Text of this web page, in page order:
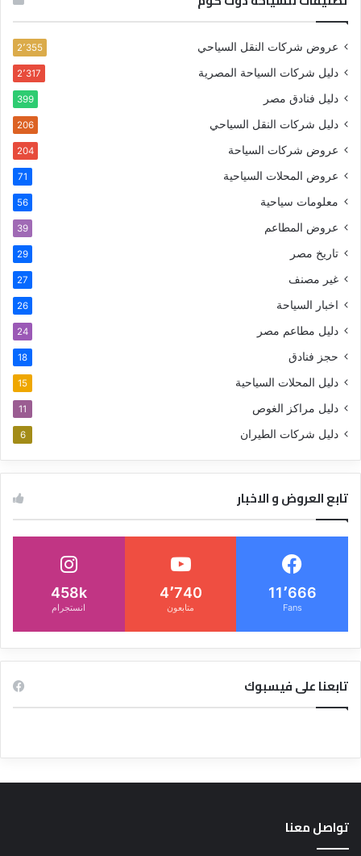
عروض شركات النقل السياحي 2٬355
دليل شركات السياحة المصرية 2٬317
دليل فنادق مصر 399
دليل شركات النقل السياحي 206
عروض شركات السياحة 204
عروض المحلات السياحية 71
معلومات سياحية 56
عروض المطاعم 39
تاريخ مصر 29
غير مصنف 27
اخبار السياحة 26
دليل مطاعم مصر 24
حجز فنادق 18
دليل المحلات السياحية 15
دليل مراكز الغوص 11
دليل شركات الطيران 6
تابع العروض و الاخبار
11٬666
Fans
4٬740
متابعون
458k
انستجرام
تابعنا على فيسبوك
تواصل معنا